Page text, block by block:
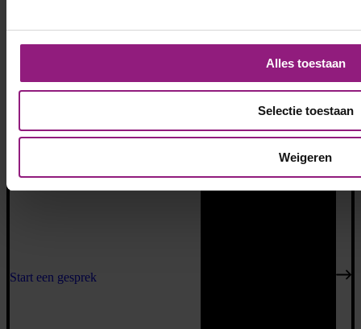
Alles toestaan
Selectie toestaan
Weigeren
Start een gesprek